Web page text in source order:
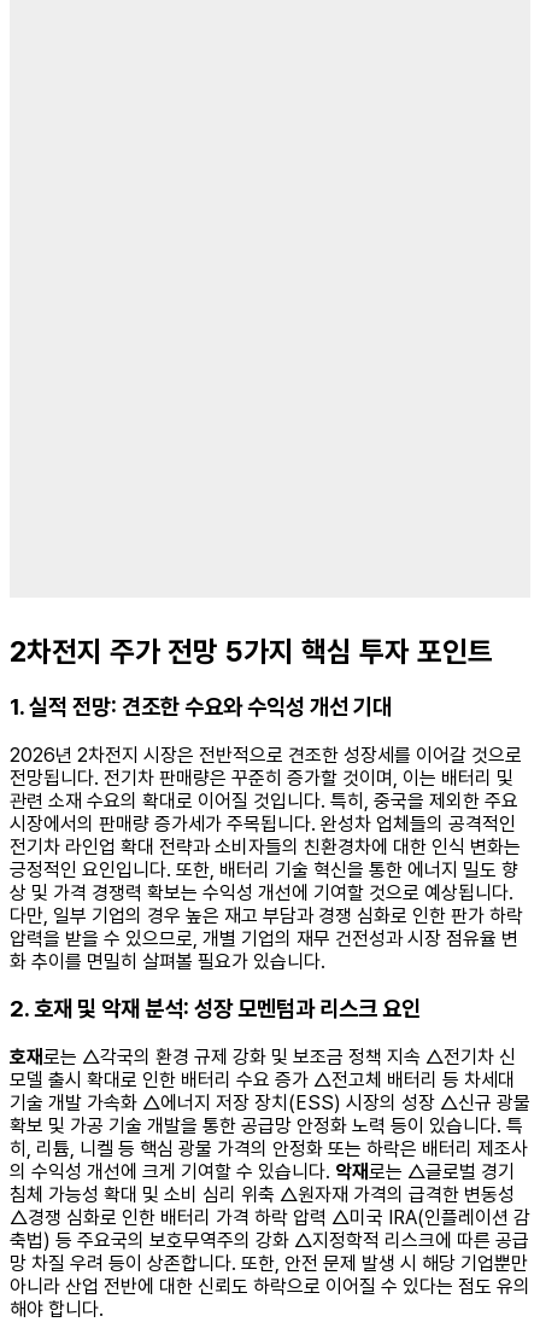
2차전지 주가 전망 5가지 핵심 투자 포인트
1. 실적 전망: 견조한 수요와 수익성 개선 기대
2026년 2차전지 시장은 전반적으로 견조한 성장세를 이어갈 것으로
전망됩니다. 전기차 판매량은 꾸준히 증가할 것이며, 이는 배터리 및
관련 소재 수요의 확대로 이어질 것입니다. 특히, 중국을 제외한 주요
시장에서의 판매량 증가세가 주목됩니다. 완성차 업체들의 공격적인
전기차 라인업 확대 전략과 소비자들의 친환경차에 대한 인식 변화는
긍정적인 요인입니다. 또한, 배터리 기술 혁신을 통한 에너지 밀도 향
상 및 가격 경쟁력 확보는 수익성 개선에 기여할 것으로 예상됩니다.
다만, 일부 기업의 경우 높은 재고 부담과 경쟁 심화로 인한 판가 하락
압력을 받을 수 있으므로, 개별 기업의 재무 건전성과 시장 점유율 변
화 추이를 면밀히 살펴볼 필요가 있습니다.
2. 호재 및 악재 분석: 성장 모멘텀과 리스크 요인
호재로는 △각국의 환경 규제 강화 및 보조금 정책 지속 △전기차 신
모델 출시 확대로 인한 배터리 수요 증가 △전고체 배터리 등 차세대
기술 개발 가속화 △에너지 저장 장치(ESS) 시장의 성장 △신규 광물
확보 및 가공 기술 개발을 통한 공급망 안정화 노력 등이 있습니다. 특
히, 리튬, 니켈 등 핵심 광물 가격의 안정화 또는 하락은 배터리 제조사
의 수익성 개선에 크게 기여할 수 있습니다. 악재로는 △글로벌 경기
침체 가능성 확대 및 소비 심리 위축 △원자재 가격의 급격한 변동성
△경쟁 심화로 인한 배터리 가격 하락 압력 △미국 IRA(인플레이션 감
축법) 등 주요국의 보호무역주의 강화 △지정학적 리스크에 따른 공급
망 차질 우려 등이 상존합니다. 또한, 안전 문제 발생 시 해당 기업뿐만
아니라 산업 전반에 대한 신뢰도 하락으로 이어질 수 있다는 점도 유의
해야 합니다.